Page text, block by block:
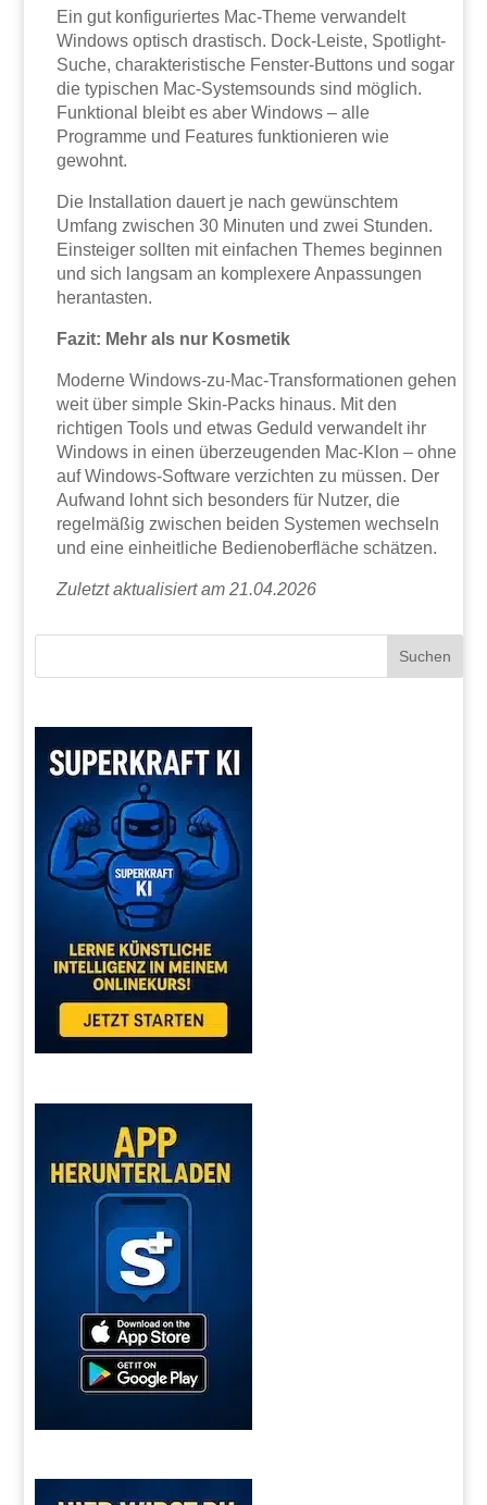
Ein gut konfiguriertes Mac-Theme verwandelt
Windows optisch drastisch. Dock-Leiste, Spotlight-
Suche, charakteristische Fenster-Buttons und sogar
die typischen Mac-Systemsounds sind möglich.
Funktional bleibt es aber Windows – alle
Programme und Features funktionieren wie
gewohnt.
Die Installation dauert je nach gewünschtem
Umfang zwischen 30 Minuten und zwei Stunden.
Einsteiger sollten mit einfachen Themes beginnen
und sich langsam an komplexere Anpassungen
herantasten.
Fazit: Mehr als nur Kosmetik
Moderne Windows-zu-Mac-Transformationen gehen
weit über simple Skin-Packs hinaus. Mit den
richtigen Tools und etwas Geduld verwandelt ihr
Windows in einen überzeugenden Mac-Klon – ohne
auf Windows-Software verzichten zu müssen. Der
Aufwand lohnt sich besonders für Nutzer, die
regelmäßig zwischen beiden Systemen wechseln
und eine einheitliche Bedienoberfläche schätzen.
Zuletzt aktualisiert am 21.04.2026